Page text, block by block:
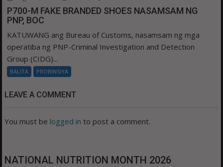
P700-M FAKE BRANDED SHOES NASAMSAM NG
PNP, BOC
KATUWANG ang Bureau of Customs, nasamsam ng mga
operatiba ng PNP-Criminal Investigation and Detection
Group (CIDG)...
BALITA PROBINSIYA
LEAVE A COMMENT
You must be logged in to post a comment.
NATIONAL NUTRITION MONTH 2026